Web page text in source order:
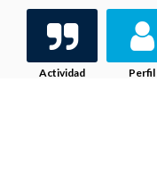
Actividad Perfil